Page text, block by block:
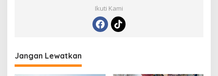
Ikuti Kami
Jangan Lewatkan